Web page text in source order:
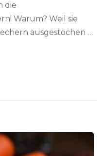
die
Warum? Weil sie
ausgestochen …